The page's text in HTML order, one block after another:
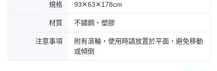
５．嚴禁一人註冊多個帳號或使用他人資訊註冊。若發現惡意使用之情形，
恩沛科技股份有限公司將有權停止該用戶之使用額度並採取法律行動。
規格 93✕63✕178cm
材質 不鏽鋼、塑膠
注意事項
附有滾輪，使用時請放置於平面，避免移動
或傾倒